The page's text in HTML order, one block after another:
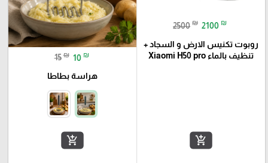
2500 ₪ 2100 ₪
روبوت تكنيس الارض و السجاد +
تنظيف بالماء Xiaomi H50 pro
add_shopping_cart
15 ₪ 10 ₪
هراسة بطاطا
add_shopping_cart